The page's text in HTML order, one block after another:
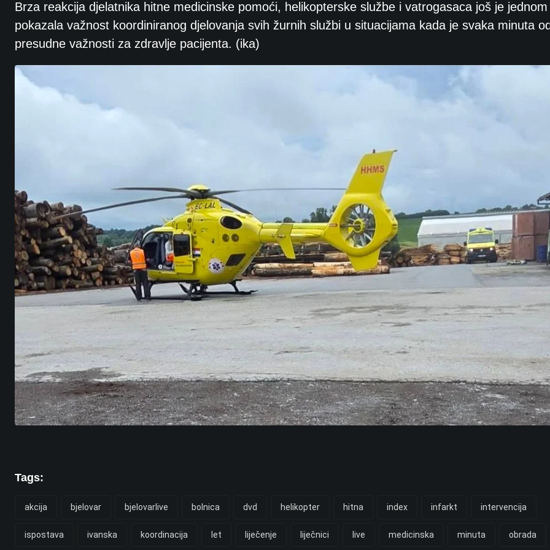
Brza reakcija djelatnika hitne medicinske pomoći, helikopterske službe i vatrogasaca još je jednom
pokazala važnost koordiniranog djelovanja svih žurnih službi u situacijama kada je svaka minuta
presudne važnosti za zdravlje pacijenta. (ika)
Tags:
akcija bjelovar bjelovarlive bolnica dvd helikopter hitna index infarkt intervencija
ispostava ivanska koordinacija let liječenje liječnici live medicinska minuta obrada